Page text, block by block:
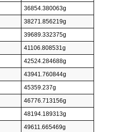
36854.380063g
38271.856219g
39689.332375g
41106.808531g
42524.284688g
43941.760844g
45359.237g
46776.713156g
48194.189313g
49611.665469g